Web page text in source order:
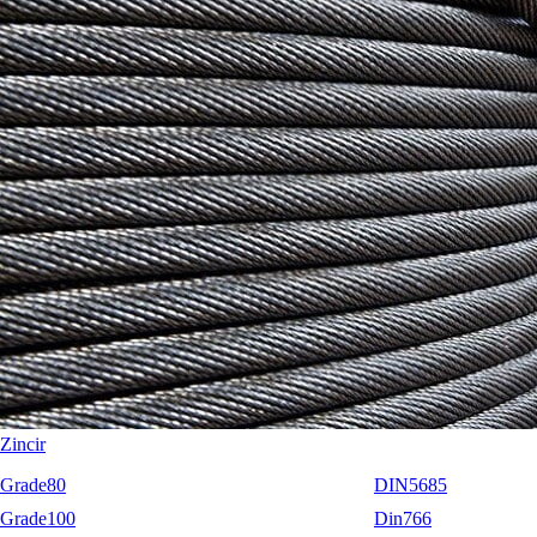
Zincir
Grade80
Grade100
DIN5685
Din766
RopeBlock
Nemag
Talurit